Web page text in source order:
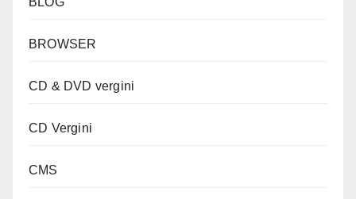
BROWSER
CD & DVD vergini
CD Vergini
CMS